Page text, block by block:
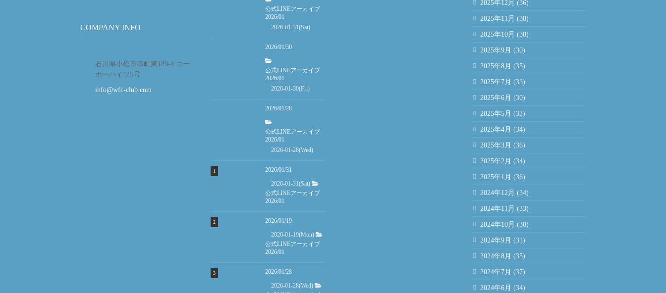
COMPANY INFO
石川県小松市串町東189-4 コー
ホーハイツ5号
info@wfc-club.com
公式LINEアーカイブ
2026/01
2026-01-31(Sat)
2026/01/30
公式LINEアーカイブ
2026/01
2026-01-30(Fri)
2026/01/28
公式LINEアーカイブ
2026/01
2026-01-28(Wed)
2026/01/31
2026-01-31(Sat)
公式LINEアーカイブ
2026/01
2026/01/19
2026-01-19(Mon)
公式LINEアーカイブ
2026/01
2026/01/28
2026-01-28(Wed)
2025年12月 (36)
2025年11月 (38)
2025年10月 (38)
2025年9月 (30)
2025年8月 (35)
2025年7月 (33)
2025年6月 (30)
2025年5月 (33)
2025年4月 (34)
2025年3月 (36)
2025年2月 (34)
2025年1月 (36)
2024年12月 (34)
2024年11月 (33)
2024年10月 (38)
2024年9月 (31)
2024年8月 (35)
2024年7月 (37)
2024年6月 (34)